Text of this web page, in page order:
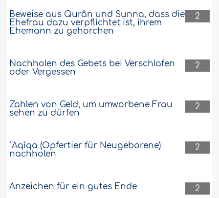
2
Beweise aus Qurân und Sunna, dass die
Ehefrau dazu verpflichtet ist, ihrem
Ehemann zu gehorchen
2
Nachholen des Gebets bei Verschlafen
oder Vergessen
2
Zahlen von Geld, um umworbene Frau
sehen zu dürfen
2
´Aqîqa (Opfertier für Neugeborene)
nachholen
2
Anzeichen für ein gutes Ende